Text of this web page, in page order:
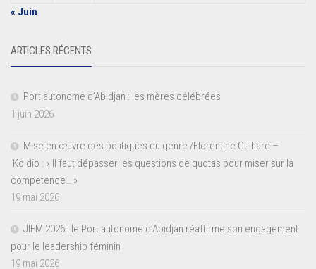
« Juin
ARTICLES RÉCENTS
Port autonome d’Abidjan : les mères célébrées
1 juin 2026
Mise en œuvre des politiques du genre /Florentine Guihard –
Koidio : « Il faut dépasser les questions de quotas pour miser sur la
compétence… »
19 mai 2026
JIFM 2026 : le Port autonome d’Abidjan réaffirme son engagement
pour le leadership féminin
19 mai 2026